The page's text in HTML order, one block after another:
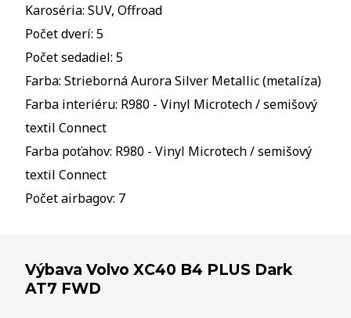
Karoséria: SUV, Offroad
Počet dverí: 5
Počet sedadiel: 5
Farba: Strieborná Aurora Silver Metallic (metalíza)
Farba interiéru: R980 - Vinyl Microtech / semišový
textil Connect
Farba poťahov: R980 - Vinyl Microtech / semišový
textil Connect
Počet airbagov: 7
Výbava Volvo XC40 B4 PLUS Dark
AT7 FWD